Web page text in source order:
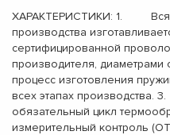
ХАРАКТЕРИСТИКИ: 1. Вся
производства
сертифицированной
производителя,
процесс изготовления
всех этапах
обязательный цикл
измерительный контроль